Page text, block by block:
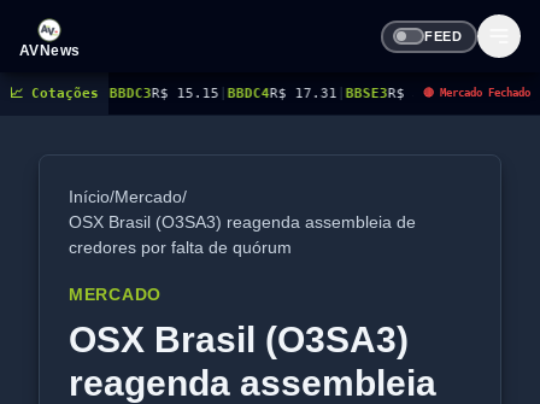
AVNews
FEED
📈 Cotações
|BBDC3R$ 15.15|BBDC4R$ 17.31|BBSE3R$ 38.38|BEES3 R$ 8.78| BEES4
🔴 Mercado Fechado
Início/Mercado/
OSX Brasil (O3SA3) reagenda assembleia de
credores por falta de quórum
MERCADO
OSX Brasil (O3SA3)
reagenda assembleia